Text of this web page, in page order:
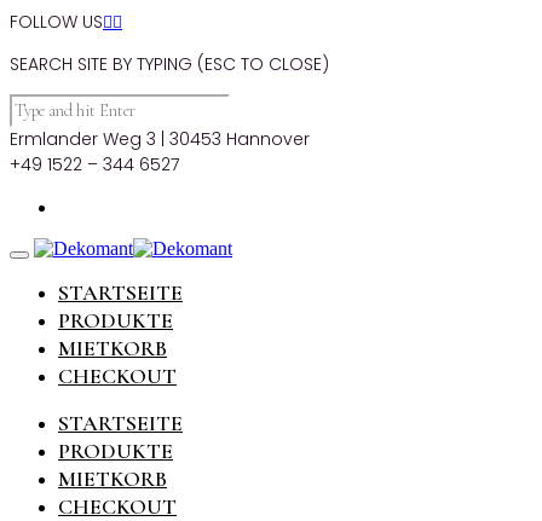
FOLLOW US
SEARCH SITE BY TYPING (ESC TO CLOSE)
Ermlander Weg 3 | 30453 Hannover
+49 1522 – 344 6527
STARTSEITE
PRODUKTE
MIETKORB
CHECKOUT
STARTSEITE
PRODUKTE
MIETKORB
CHECKOUT